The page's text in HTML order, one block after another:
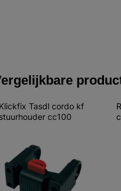
Klickfix Tasdl cordo kf
stuurhouder cc100